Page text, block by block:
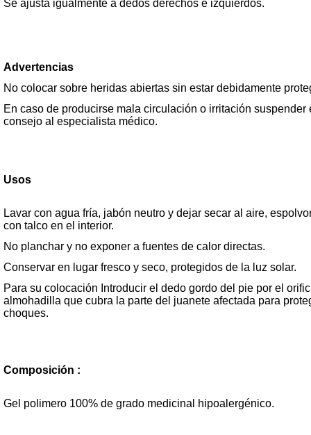
Se ajusta igualmente a dedos derechos e izquierdos.
Advertencias
No colocar sobre heridas abiertas sin estar debidamente
En caso de producirse mala circulación o irritación suspender
consejo al especialista médico.
Usos
Lavar con agua fría, jabón neutro y dejar secar al aire,
con talco en el interior.
No planchar y no exponer a fuentes de calor
Conservar en lugar fresco y seco, protegidos de la luz solar.
Para su colocación Introducir el dedo gordo del pie por el
almohadilla que cubra la parte del juanete afectada para
choques.
Composición :
Gel polimero 100% de grado medicinal